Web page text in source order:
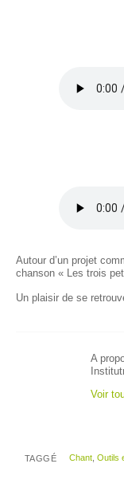
Autour d’un projet
chanson « Les trois
Un plaisir de se
A
Voir
TAGGÉ Chant ,Outils